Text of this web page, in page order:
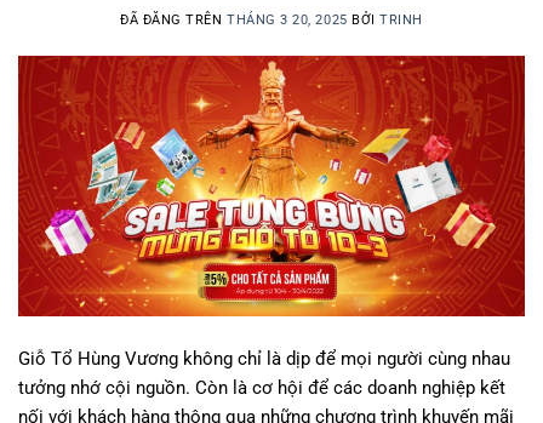
ĐÃ ĐĂNG TRÊN THÁNG 3 20, 2025 BỞITRINH
Giỗ Tổ Hùng Vương không chỉ là dịp để mọi người cùng nhau
tưởng nhớ cội nguồn. Còn là cơ hội để các doanh nghiệp kết
nối với khách hàng thông qua những chương trình khuyến mãi